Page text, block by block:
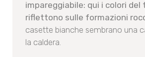
impareggiabile: qui i colori
riflettono sulle formazioni
casette bianche sembrano una
la caldera.